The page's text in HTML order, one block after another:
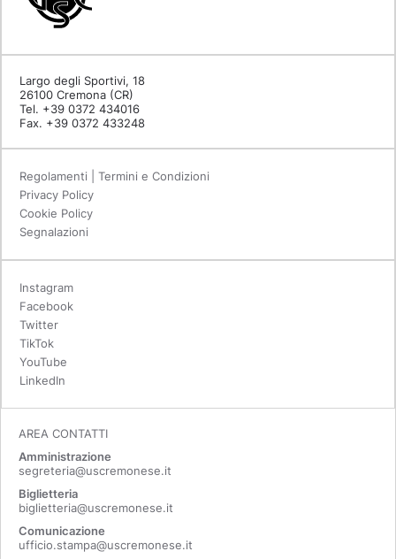
Largo degli Sportivi, 18
26100 Cremona (CR)
Tel. +39 0372 434016
Fax. +39 0372 433248
Regolamenti | Termini e Condizioni
Privacy Policy
Cookie Policy
Segnalazioni
Instagram
Facebook
Twitter
TikTok
YouTube
LinkedIn
AREA CONTATTI
Amministrazione
segreteria@uscremonese.it
Biglietteria
biglietteria@uscremonese.it
Comunicazione
ufficio.stampa@uscremonese.it